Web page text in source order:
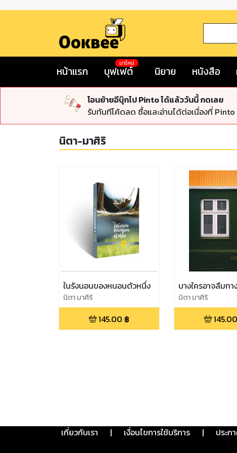
หน้าแรก บุฟเฟต์
มาใหม่
นิยาย หนังสือ
โอนย้ายอีบุ๊กไป Pinto ได้แล้ววันนี้ กดเลย
รับทันทีโค้ดลด ซื้อและอ่านได้ต่อเนื่องที่ Pinto
นิตา-มาศิริ
ในรังนอนของหนอนตัวหนึ่ง
นิตา มาศิริ
145.00 ฿
บางใครอาจลืมท
นิตา มาศิริ
145.00
เกี่ยวกับเรา | เงื่อนไขการใช้บริการ | ประก